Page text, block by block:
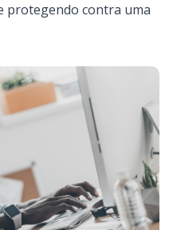
protegendo contra uma